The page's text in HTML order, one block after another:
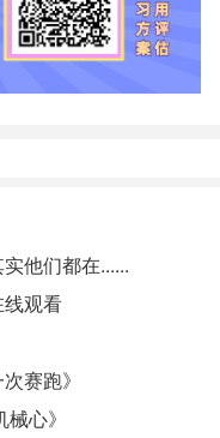
他们都在......
观看
赛跑》
心》